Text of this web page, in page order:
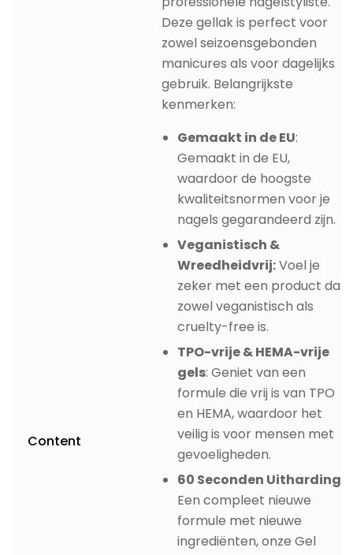
Content
Deze gellak is perfect voor
zowel seizoensgebonden
manicures als voor dagelijks
gebruik. Belangrijkste
kenmerken:
Gemaakt in de EU:
Gemaakt in de EU,
waardoor de hoogste
kwaliteitsnormen voor je
nagels gegarandeerd zijn.
Veganistisch &
Wreedheidvrij:Voel je
zeker met een product dat
zowel veganistisch als
cruelty-free is.
TPO-vrije & HEMA-vrije
gels: Geniet van een
formule die vrij is van TPO
en HEMA, waardoor het
veilig is voor mensen met
gevoeligheden.
60 Seconden Uitharding:
Een compleet nieuwe
formule met nieuwe
ingrediënten, onze Gel